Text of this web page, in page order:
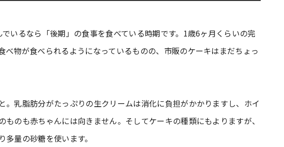
いるなら「後期」の食事を食べている時期です。1歳6ヶ月くらいの完
べ物が食べられるようになっているものの、市販のケーキはまだちょっ
。乳脂肪分がたっぷりの生クリームは消化に負担がかかりますし、ホイ
ものも赤ちゃんには向きません。そしてケーキの種類にもよりますが、
量の砂糖を使います。